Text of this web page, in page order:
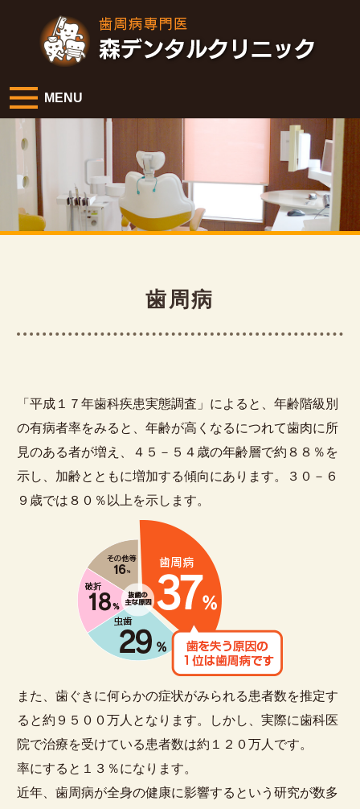
MENU
歯周病
「平成１７年歯科疾患実態調査」によると、年齢階級別
の有病者率をみると、年齢が高くなるにつれて歯肉に所
見のある者が増え、４５－５４歳の年齢層で約８８％を
示し、加齢とともに増加する傾向にあります。３０－６
９歳では８０％以上を示します。
また、歯ぐきに何らかの症状がみられる患者数を推定す
ると約９５００万人となります。しかし、実際に歯科医
院で治療を受けている患者数は約１２０万人です。
率にすると１３％になります。
近年、歯周病が全身の健康に影響するという研究が数多